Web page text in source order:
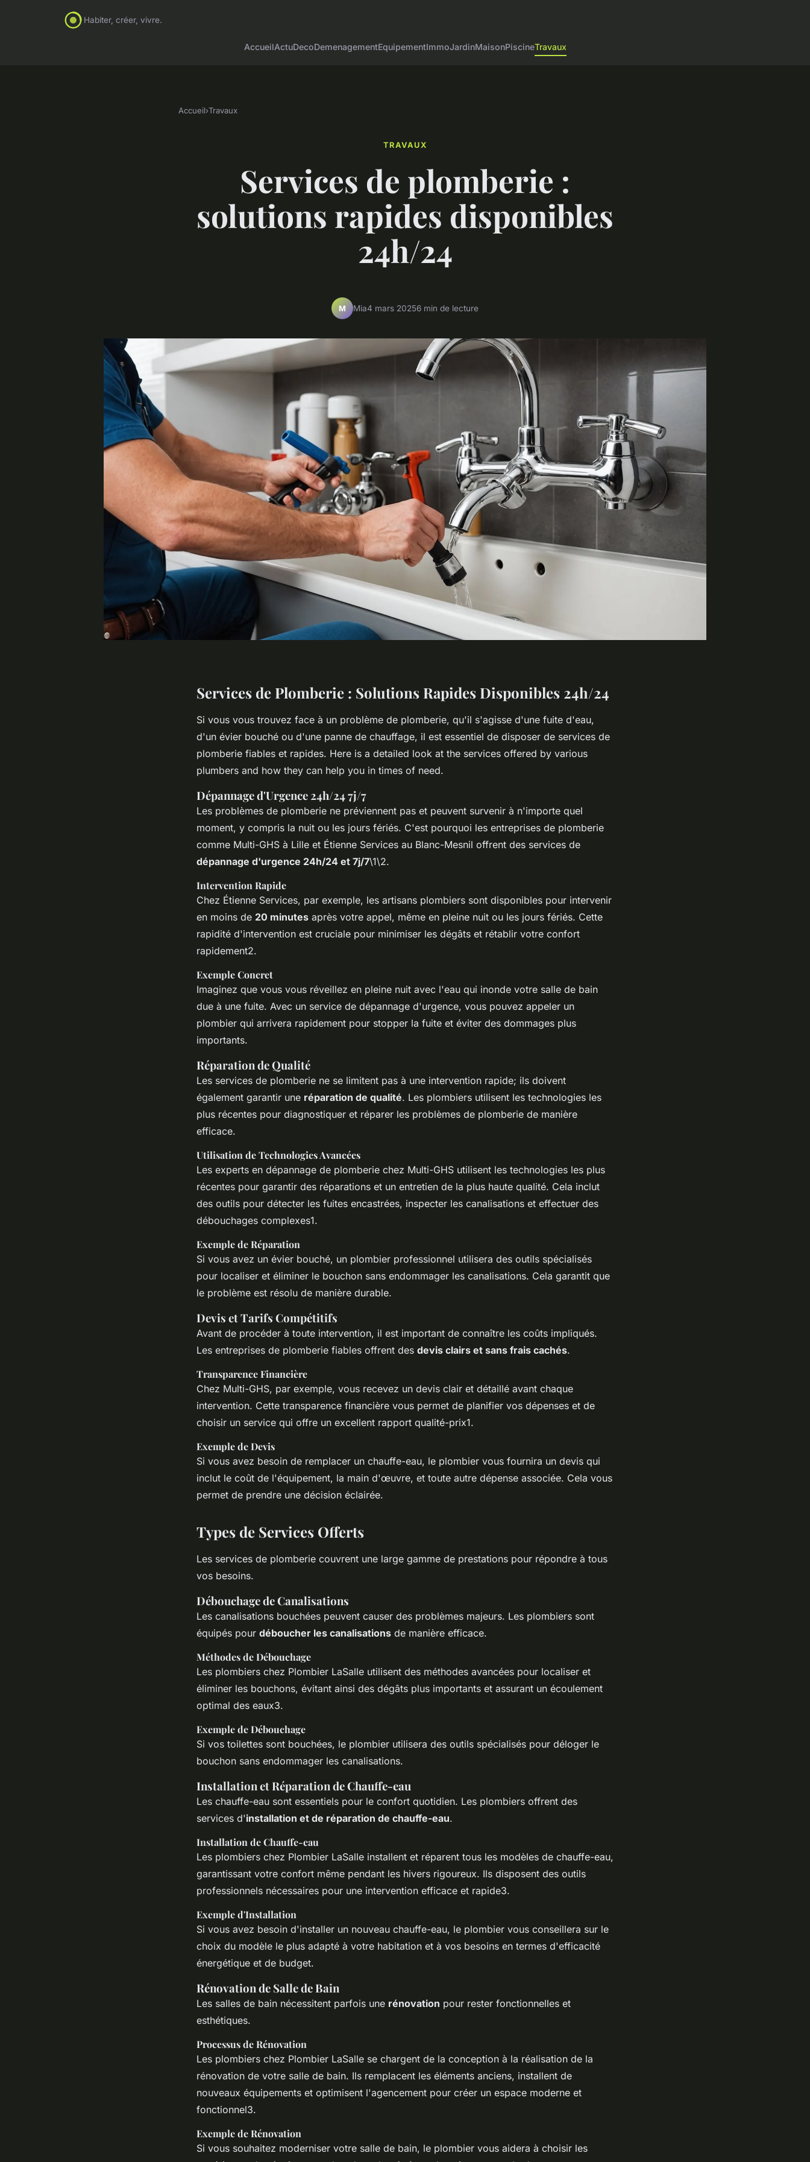
Habiter, créer, vivre.
AccueilActuDecoDemenagementEquipementImmoJardinMaisonPiscineTravaux
Accueil›Travaux
TRAVAUX
Services de plomberie :
solutions rapides disponibles
24h/24
M Mia4 mars 20256 min de lecture
Services de Plomberie : Solutions Rapides Disponibles 24h/24
Si vous vous trouvez face à un problème de plomberie, qu'il s'agisse d'une fuite d'eau,
d'un évier bouché ou d'une panne de chauffage, il est essentiel de disposer de services de
plomberie fiables et rapides. Here is a detailed look at the services offered by various
plumbers and how they can help you in times of need.
Dépannage d'Urgence 24h/24 7j/7
Les problèmes de plomberie ne préviennent pas et peuvent survenir à n'importe quel
moment, y compris la nuit ou les jours fériés. C'est pourquoi les entreprises de plomberie
comme Multi-GHS à Lille et Étienne Services au Blanc-Mesnil offrent des services de
dépannage d'urgence 24h/24 et 7j/7\1\2.
Intervention Rapide
Chez Étienne Services, par exemple, les artisans plombiers sont disponibles pour intervenir
en moins de 20 minutes après votre appel, même en pleine nuit ou les jours fériés. Cette
rapidité d'intervention est cruciale pour minimiser les dégâts et rétablir votre confort
rapidement2.
Exemple Concret
Imaginez que vous vous réveillez en pleine nuit avec l'eau qui inonde votre salle de bain
due à une fuite. Avec un service de dépannage d'urgence, vous pouvez appeler un
plombier qui arrivera rapidement pour stopper la fuite et éviter des dommages plus
importants.
Réparation de Qualité
Les services de plomberie ne se limitent pas à une intervention rapide; ils doivent
également garantir une réparation de qualité. Les plombiers utilisent les technologies les
plus récentes pour diagnostiquer et réparer les problèmes de plomberie de manière
efficace.
Utilisation de Technologies Avancées
Les experts en dépannage de plomberie chez Multi-GHS utilisent les technologies les plus
récentes pour garantir des réparations et un entretien de la plus haute qualité. Cela inclut
des outils pour détecter les fuites encastrées, inspecter les canalisations et effectuer des
débouchages complexes1.
Exemple de Réparation
Si vous avez un évier bouché, un plombier professionnel utilisera des outils spécialisés
pour localiser et éliminer le bouchon sans endommager les canalisations. Cela garantit que
le problème est résolu de manière durable.
Devis et Tarifs Compétitifs
Avant de procéder à toute intervention, il est important de connaître les coûts impliqués.
Les entreprises de plomberie fiables offrent des devis clairs et sans frais cachés.
Transparence Financière
Chez Multi-GHS, par exemple, vous recevez un devis clair et détaillé avant chaque
intervention. Cette transparence financière vous permet de planifier vos dépenses et de
choisir un service qui offre un excellent rapport qualité-prix1.
Exemple de Devis
Si vous avez besoin de remplacer un chauffe-eau, le plombier vous fournira un devis qui
inclut le coût de l'équipement, la main d'œuvre, et toute autre dépense associée. Cela vous
permet de prendre une décision éclairée.
Types de Services Offerts
Les services de plomberie couvrent une large gamme de prestations pour répondre à tous
vos besoins.
Débouchage de Canalisations
Les canalisations bouchées peuvent causer des problèmes majeurs. Les plombiers sont
équipés pour déboucher les canalisations de manière efficace.
Méthodes de Débouchage
Les plombiers chez Plombier LaSalle utilisent des méthodes avancées pour localiser et
éliminer les bouchons, évitant ainsi des dégâts plus importants et assurant un écoulement
optimal des eaux3.
Exemple de Débouchage
Si vos toilettes sont bouchées, le plombier utilisera des outils spécialisés pour déloger le
bouchon sans endommager les canalisations.
Installation et Réparation de Chauffe-eau
Les chauffe-eau sont essentiels pour le confort quotidien. Les plombiers offrent des
services d'installation et de réparation de chauffe-eau.
Installation de Chauffe-eau
Les plombiers chez Plombier LaSalle installent et réparent tous les modèles de chauffe-eau,
garantissant votre confort même pendant les hivers rigoureux. Ils disposent des outils
professionnels nécessaires pour une intervention efficace et rapide3.
Exemple d'Installation
Si vous avez besoin d'installer un nouveau chauffe-eau, le plombier vous conseillera sur le
choix du modèle le plus adapté à votre habitation et à vos besoins en termes d'efficacité
énergétique et de budget.
Rénovation de Salle de Bain
Les salles de bain nécessitent parfois une rénovation pour rester fonctionnelles et
esthétiques.
Processus de Rénovation
Les plombiers chez Plombier LaSalle se chargent de la conception à la réalisation de la
rénovation de votre salle de bain. Ils remplacent les éléments anciens, installent de
nouveaux équipements et optimisent l'agencement pour créer un espace moderne et
fonctionnel3.
Exemple de Rénovation
Si vous souhaitez moderniser votre salle de bain, le plombier vous aidera à choisir les